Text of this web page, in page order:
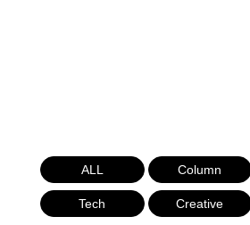
ALL Column
Tech Creative